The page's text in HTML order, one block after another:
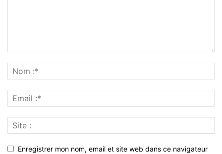
Enregistrer mon nom, email et site web dans ce navigateur